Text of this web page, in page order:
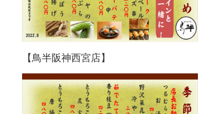
【鳥半阪神西宮店】